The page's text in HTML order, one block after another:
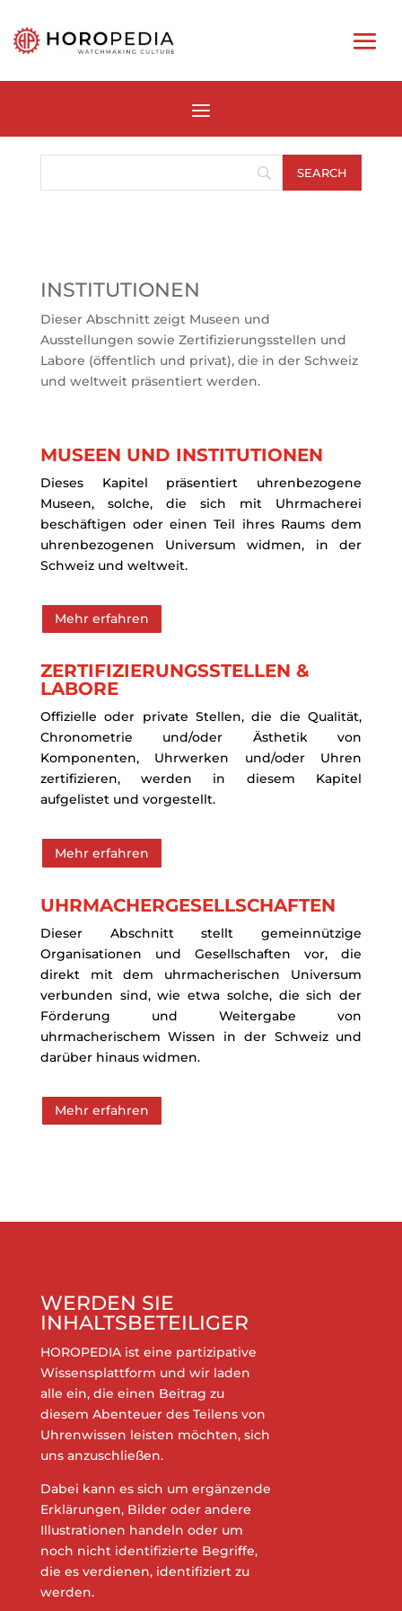
INSTITUTIONEN
Dieser Abschnitt zeigt Museen und
Ausstellungen sowie Zertifizierungsstellen und
Labore (öffentlich und privat), die in der Schweiz
und weltweit präsentiert werden.
MUSEEN UND INSTITUTIONEN
Dieses Kapitel präsentiert uhrenbezogene
Museen, solche, die sich mit Uhrmacherei
beschäftigen oder einen Teil ihres Raums dem
uhrenbezogenen Universum widmen, in der
Schweiz und weltweit.
Mehr erfahren
ZERTIFIZIERUNGSSTELLEN &
LABORE
Offizielle oder private Stellen, die die Qualität,
Chronometrie und/oder Ästhetik von
Komponenten, Uhrwerken und/oder Uhren
zertifizieren, werden in diesem Kapitel
aufgelistet und vorgestellt.
Mehr erfahren
UHRMACHERGESELLSCHAFTEN
Dieser Abschnitt stellt gemeinnützige
Organisationen und Gesellschaften vor, die
direkt mit dem uhrmacherischen Universum
verbunden sind, wie etwa solche, die sich der
Förderung und Weitergabe von
uhrmacherischem Wissen in der Schweiz und
darüber hinaus widmen.
Mehr erfahren
WERDEN SIE
INHALTSBETEILIGER
HOROPEDIA ist eine partizipative
Wissensplattform und wir laden
alle ein, die einen Beitrag zu
diesem Abenteuer des Teilens von
Uhrenwissen leisten möchten, sich
uns anzuschließen.
Dabei kann es sich um ergänzende
Erklärungen, Bilder oder andere
Illustrationen handeln oder um
noch nicht identifizierte Begriffe,
die es verdienen, identifiziert zu
werden.